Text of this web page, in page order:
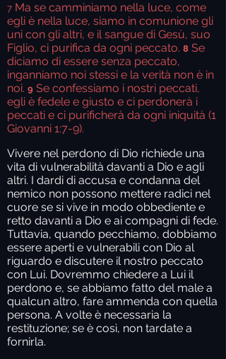
7 Ma se camminiamo nella luce, come
egli è nella luce, siamo in comunione gli
uni con gli altri, e il sangue di Gesù, suo
Figlio, ci purifica da ogni peccato. 8 Se
diciamo di essere senza peccato,
inganniamo noi stessi e la verità non è in
noi. 9 Se confessiamo i nostri peccati,
egli è fedele e giusto e ci perdonerà i
peccati e ci purificherà da ogni iniquità (1
Giovanni 1:7-9).
Vivere nel perdono di Dio richiede una
vita di vulnerabilità davanti a Dio e agli
altri. I dardi di accusa e condanna del
nemico non possono mettere radici nel
cuore se si vive in modo obbediente e
retto davanti a Dio e ai compagni di fede.
Tuttavia, quando pecchiamo, dobbiamo
essere aperti e vulnerabili con Dio al
riguardo e discutere il nostro peccato
con Lui. Dovremmo chiedere a Lui il
perdono e, se abbiamo fatto del male a
qualcun altro, fare ammenda con quella
persona. A volte è necessaria la
restituzione; se è così, non tardate a
fornirla.